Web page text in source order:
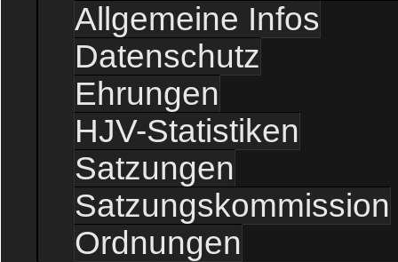
Allgemeine Infos
Datenschutz
Ehrungen
HJV-Statistiken
Satzungen
Satzungskommission
Ordnungen